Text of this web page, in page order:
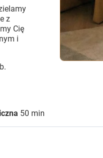
50 min
z
Cię
i